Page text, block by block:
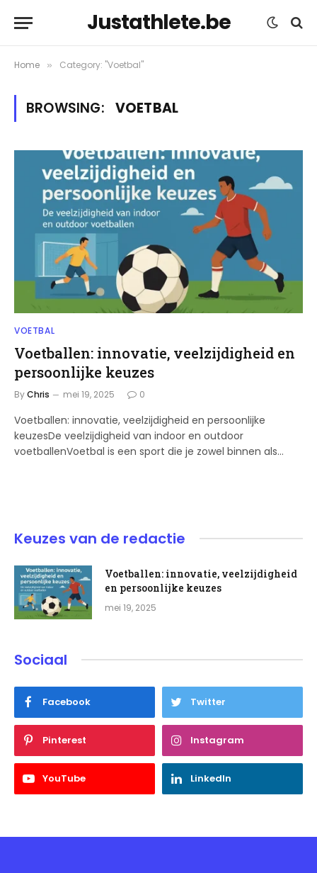
Justathlete.be
Home » Category: "Voetbal"
BROWSING: VOETBAL
VOETBAL
Voetballen: innovatie, veelzijdigheid en
persoonlijke keuzes
ByChris mei 19, 2025 0
Voetballen: innovatie, veelzijdigheid en persoonlijke
keuzesDe veelzijdigheid van indoor en outdoor
voetballenVoetbal is een sport die je zowel binnen als…
Keuzes van de redactie
Voetballen: innovatie, veelzijdigheid
en persoonlijke keuzes
mei 19, 2025
Sociaal
Facebook Twitter
Pinterest Instagram
YouTube LinkedIn